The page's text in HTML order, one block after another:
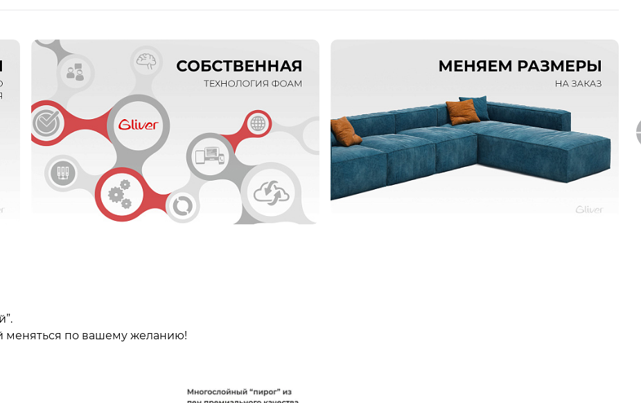
меняться по вашему желанию!